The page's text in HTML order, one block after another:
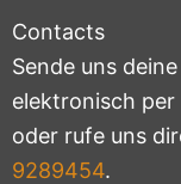
Contacts
Sende uns
elektronisch per
oder rufe uns
9289454.